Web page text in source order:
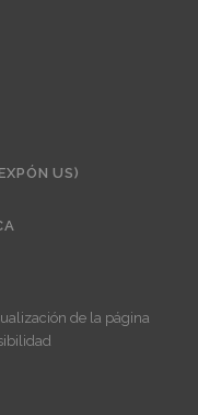
US)
de la página